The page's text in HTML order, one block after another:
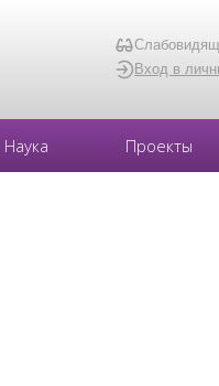
Вход в
Наука Проекты